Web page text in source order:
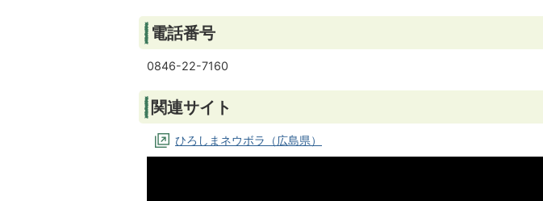
電話番号
0846-22-7160
関連サイト
ひろしまネウボラ（広島県）